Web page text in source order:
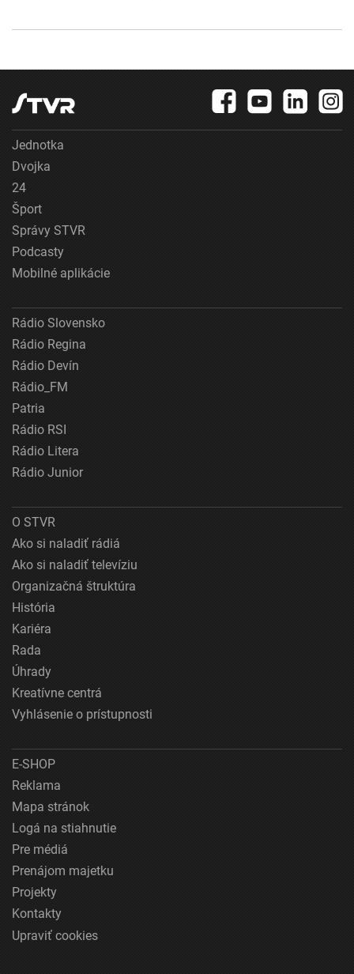
Jednotka
Dvojka
24
Šport
Správy STVR
Podcasty
Mobilné aplikácie
Rádio Slovensko
Rádio Regina
Rádio Devín
Rádio_FM
Patria
Rádio RSI
Rádio Litera
Rádio Junior
O STVR
Ako si naladiť rádiá
Ako si naladiť televíziu
Organizačná štruktúra
História
Kariéra
Rada
Úhrady
Kreatívne centrá
Vyhlásenie o prístupnosti
E-SHOP
Reklama
Mapa stránok
Logá na stiahnutie
Pre médiá
Prenájom majetku
Projekty
Kontakty
Upraviť cookies